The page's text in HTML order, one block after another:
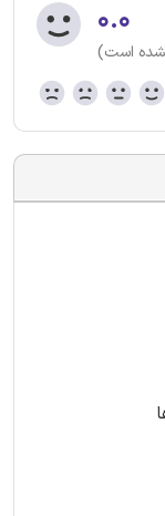
۰.۰
است)